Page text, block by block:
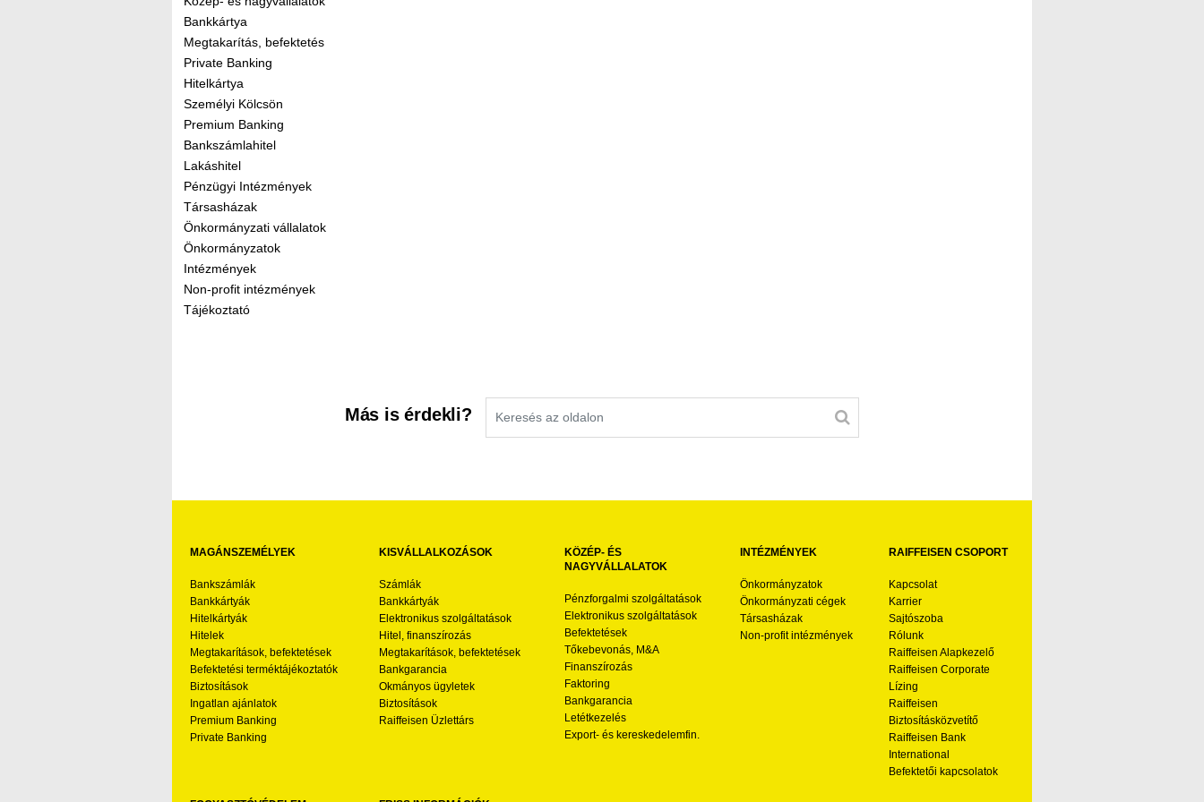
Bankkártya
Megtakarítás, befektetés
Private Banking
Hitelkártya
Személyi Kölcsön
Premium Banking
Bankszámlahitel
Lakáshitel
Pénzügyi Intézmények
Társasházak
Önkormányzati vállalatok
Önkormányzatok
Intézmények
Non-profit intézmények
Tájékoztató
Más is érdekli?
MAGÁNSZEMÉLYEK
Bankszámlák
Bankkártyák
Hitelkártyák
Hitelek
Megtakarítások, befektetések
Befektetési terméktájékoztatók
Biztosítások
Ingatlan ajánlatok
Premium Banking
Private Banking
KISVÁLLALKOZÁSOK
Számlák
Bankkártyák
Elektronikus szolgáltatások
Hitel, finanszírozás
Megtakarítások, befektetések
Bankgarancia
Okmányos ügyletek
Biztosítások
Raiffeisen Üzlettárs
KÖZÉP- ÉS
NAGYVÁLLALATOK
Pénzforgalmi szolgáltatások
Elektronikus szolgáltatások
Befektetések
Tőkebevonás, M&A
Finanszírozás
Faktoring
Bankgarancia
Letétkezelés
Export- és kereskedelemfin.
INTÉZMÉNYEK
Önkormányzatok
Önkormányzati cégek
Társasházak
Non-profit intézmények
RAIFFEISEN CSOPORT
Kapcsolat
Karrier
Sajtószoba
Rólunk
Raiffeisen Alapkezelő
Raiffeisen Corporate
Lízing
Raiffeisen
Biztosításközvetítő
Raiffeisen Bank
International
Befektetői kapcsolatok